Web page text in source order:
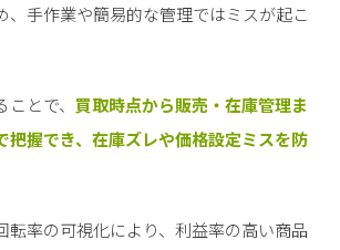
、手作業や簡易的な管理ではミスが起こ
とで、 買取時点から販売・在庫管理ま
把握でき、在庫ズレや価格設定ミスを防
転率の可視化により、利益率の高い商品